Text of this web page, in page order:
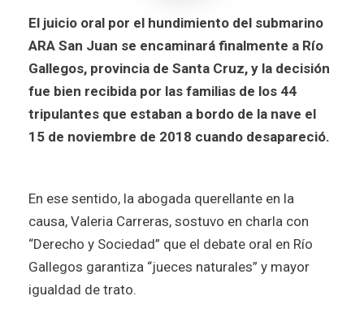
El juicio oral por el hundimiento del submarino
ARA San Juan se encaminará finalmente a Río
Gallegos, provincia de Santa Cruz, y la decisión
fue bien recibida por las familias de los 44
tripulantes que estaban a bordo de la nave el
15 de noviembre de 2018 cuando desapareció.
En ese sentido, la abogada querellante en la
causa, Valeria Carreras, sostuvo en charla con
“Derecho y Sociedad” que el debate oral en Río
Gallegos garantiza “jueces naturales” y mayor
igualdad de trato.